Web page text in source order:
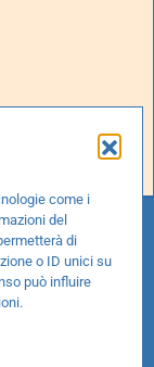
come i
del
di
o ID unici su
può influire